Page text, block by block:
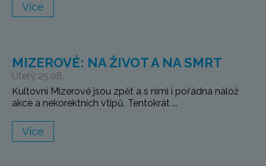
Více
MIZEROVÉ: NA ŽIVOT A NA SMRT
Úterý 25.08.
Kultovní Mizerové jsou zpět a s nimi i pořádná nálož
akce a nekorektních vtipů. Tentokrát ...
Více